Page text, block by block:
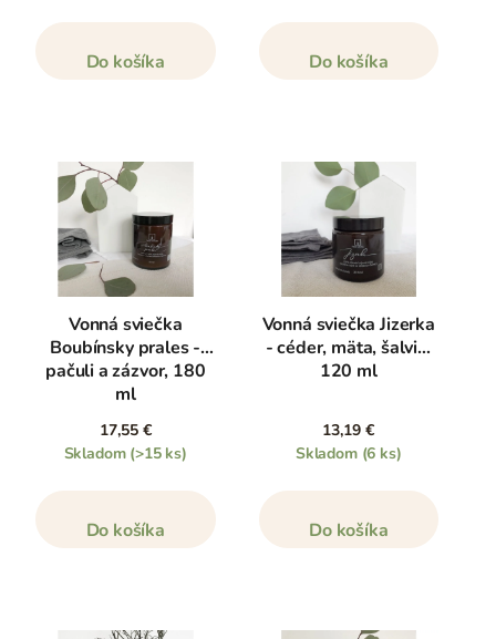
Do košíka Do košíka
Vonná sviečka
Boubínsky prales -
pačuli a zázvor, 180
ml
17,55 €
Skladom (>15 ks)
Do košíka
Vonná sviečka Jizerka
- céder, mäta, šalvia,
120 ml
13,19 €
Skladom (6 ks)
Do košíka